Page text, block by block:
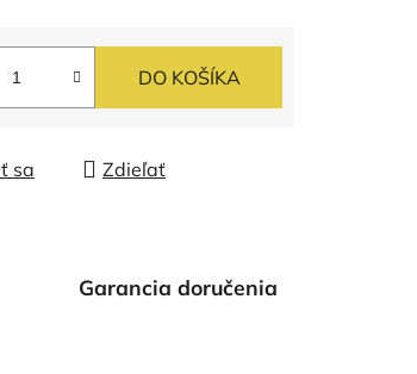
DO KOŠÍKA
sa Zdieľať
Garancia doručenia